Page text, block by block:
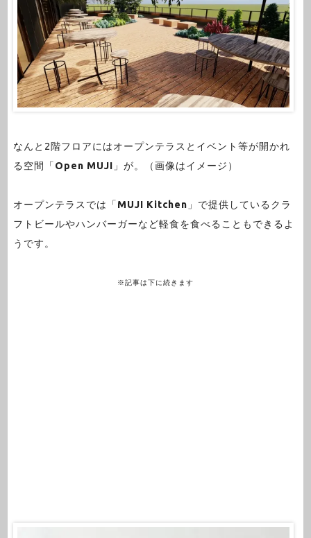
なんと2階フロアにはオープンテラスとイベント等が開かれ
る空間「Open MUJI 」が。（画像はイメージ）
オープンテラスでは「 MUJI Kitchen 」で提供しているクラ
フトビールやハンバーガーなど軽食を食べることもできるよ
うです。
※記事は下に続きます